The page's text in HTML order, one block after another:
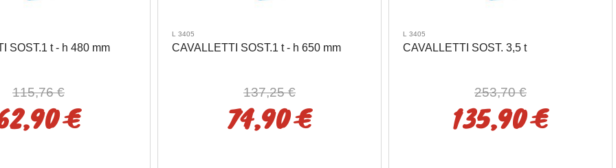
SOST.1 t - h 480 mm
115,76 €
€
L 3405
CAVALLETTI SOST.1 t - h 650 mm
137,25 €
74,90 €
L 3405
CAVALLETTI SOST. 3,5 t
253,70 €
135,90 €